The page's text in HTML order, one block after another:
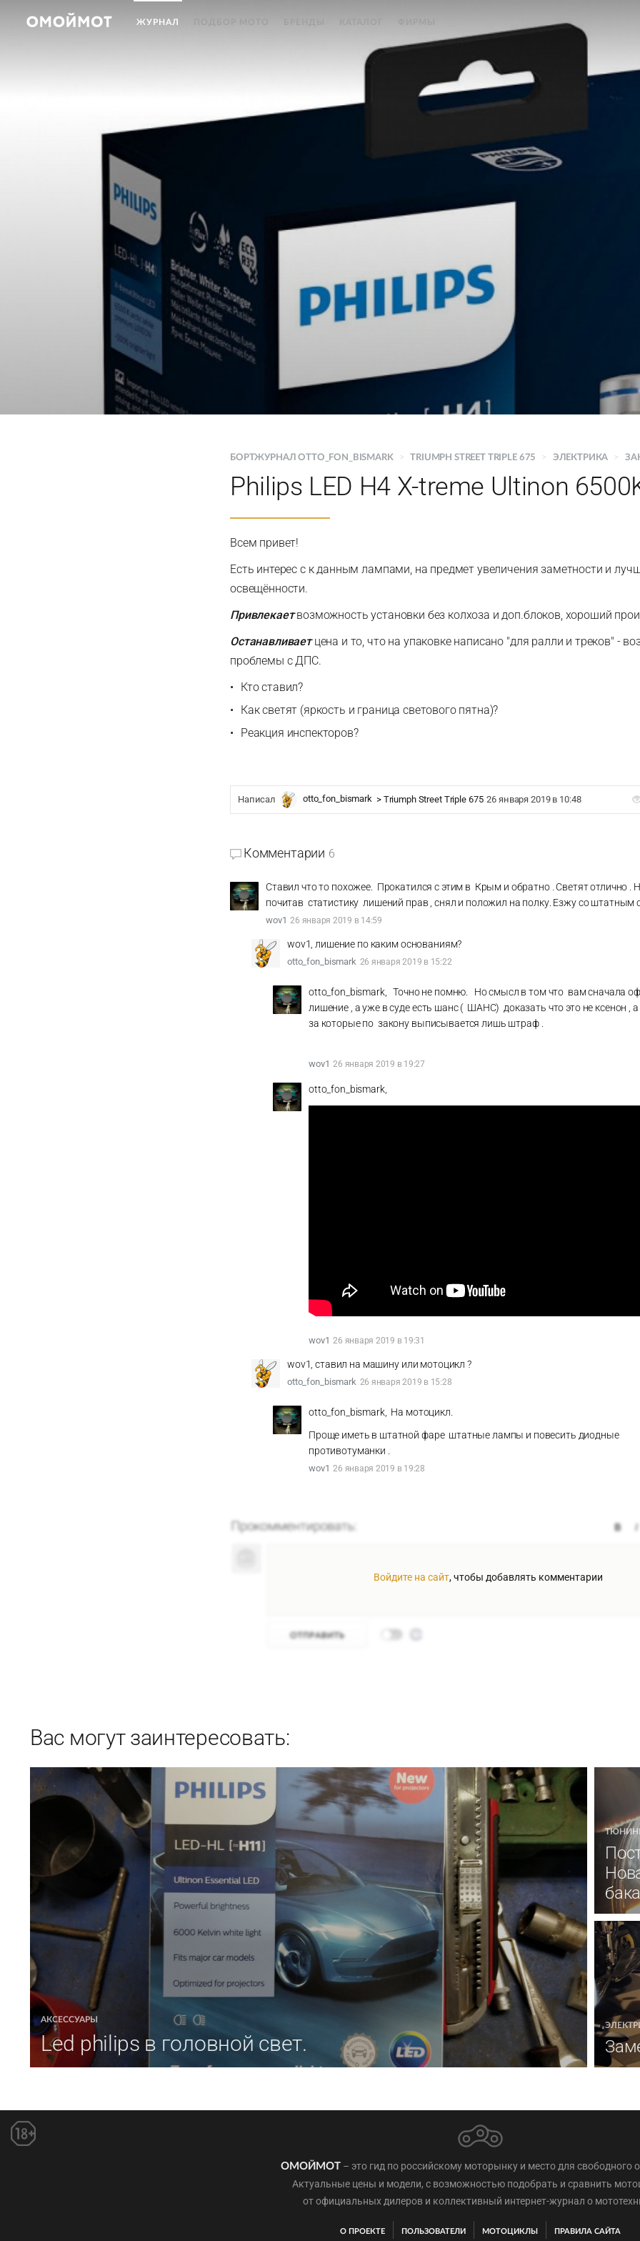
ЖУРНАЛ
БОРТЖУРНАЛ OTTO_FON_BISMARK > TRIUMPH STREET TRIPLE 675 > ЭЛЕКТРИКА >
Philips LED H4 X-treme Ultinon
Всем привет!
Есть интерес с к данным лампами, на предмет увеличения заметности и
освещённости.
Привлекаетвозможность установки без колхоза и доп.блоков, хороший
Останавливаетцена и то, что на упаковке написано "для ралли и треков" -
проблемы с ДПС.
Кто ставил?
Как светят (яркость и граница светового пятна)?
Реакция инспекторов?
Написал otto_fon_bismark > Triumph Street Triple 675 26 января 2019 в 10:48
Комментарии 6
Ставил что то похожее. Прокатился с этим в Крым и обратно . Светят отлично .
почитав статистику лишений прав , снял и положил на полку. Езжу со штатным
wov1 26 января 2019 в 14:59
wov1, лишение по каким основаниям?
otto_fon_bismark 26 января 2019 в 15:22
otto_fon_bismark, Точно не помню. Но смысл в том что вам сначала
лишение , а уже в суде есть шанс ( ШАНС) доказать что это не ксенон ,
за которые по закону выписывается лишь штраф .
wov1 26 января 2019 в 19:27
otto_fon_bismark,
wov1 26 января 2019 в 19:31
wov1, ставил на машину или мотоцикл ?
otto_fon_bismark 26 января 2019 в 15:28
otto_fon_bismark, На мотоцикл.
Проще иметь в штатной фаре штатные лампы и повесить диодные
противотуманки .
wov1 26 января 2019 в 19:28
Войдите на сайт, чтобы добавлять комментарии
Вас могут заинтересовать:
АКСЕССУАРЫ
Led philips в головной свет.
ОМОЙМОТ – это гид по российскому моторынку и место для свободного
Актуальные цены и модели, с возможностью подобрать и сравнить
от официальных дилеров и коллективный интернет-журнал о
О ПРОЕКТЕ ПОЛЬЗОВАТЕЛИ МОТОЦИКЛЫ ПРАВИЛА САЙТА